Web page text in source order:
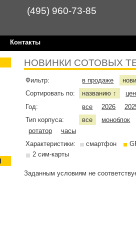
(495) 960-73-85
Контакты
НОВИНКИ СОТОВЫХ
Фильтр: в продаже
Сортировать по:
названию ↑
Год:
все 2026
Тип корпуса:
все
моноблок
ротатор
часы
Характеристики:
смартфон
2 сим-карты
Заданным условиям не